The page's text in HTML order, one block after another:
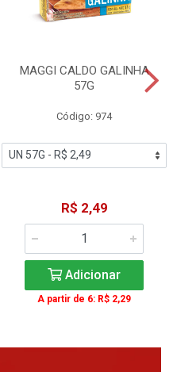
MAGGI CALDO GALINHA
57G
Código: 974
R$ 2,49
Adicionar
A partir de 6: R$ 2,29